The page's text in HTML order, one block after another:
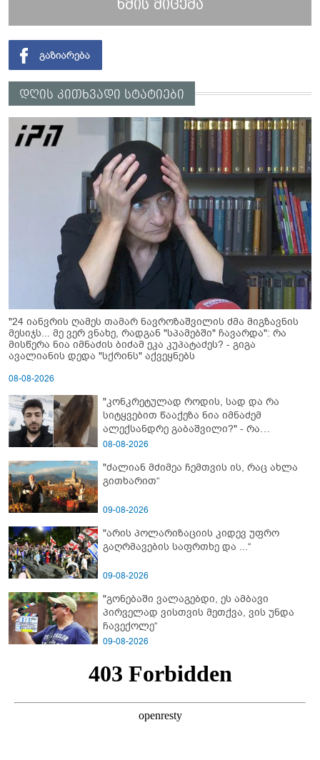
ხმის მიცემა
დღის კითხვადი სტატიები
"24 იანვრის ღამეს თამარ ნავროზაშვილის ძმა მიგზავნის
მესიჯს... მე ვერ ვნახე, რადგან "სპამებში" ჩავარდა": რა
მისწერა ნია იმნაძის ბიძამ ეკა კუპატაძეს? - გიგა
ავალიანის დედა "სქრინს" აქვეყნებს
08-08-2026
"კონკრეტულად როდის, სად და რა
სიტყვებით წააქეზა ნია იმნაძემ
ალექსანდრე გაბაშვილი?" - რა
მიმართვას ავრცელებს ნია იმნაძის
08-08-2026
"ძალიან მძიმეა ჩემთვის ის, რაც ახლა
გითხარით“
09-08-2026
"არის პოლარიზაციის კიდევ უფრო
გაღრმავების საფრთხე და ...“
09-08-2026
"გონებაში ვალაგებდი, ეს ამბავი
პირველად ვისთვის მეთქვა, ვის უნდა
ჩავექოლე“
09-08-2026